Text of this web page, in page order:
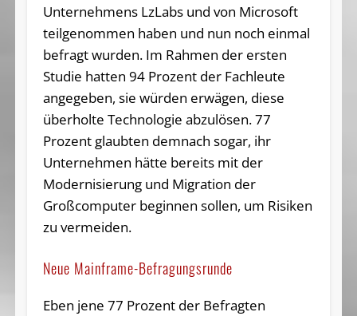
Unternehmens LzLabs und von Microsoft
teilgenommen haben und nun noch einmal
befragt wurden. Im Rahmen der ersten
Studie hatten 94 Prozent der Fachleute
angegeben, sie würden erwägen, diese
überholte Technologie abzulösen. 77
Prozent glaubten demnach sogar, ihr
Unternehmen hätte bereits mit der
Modernisierung und Migration der
Großcomputer beginnen sollen, um Risiken
zu vermeiden.
Neue Mainframe-Befragungsrunde
Eben jene 77 Prozent der Befragten